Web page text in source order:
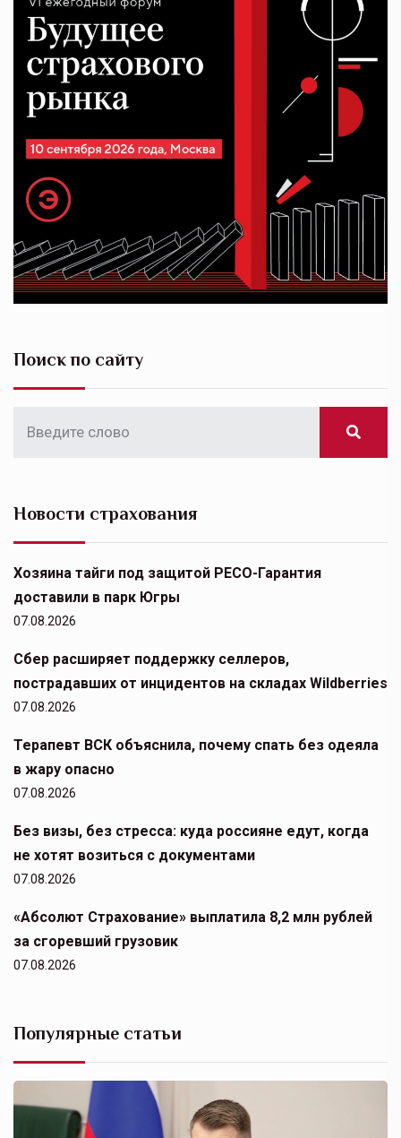
Поиск по сайту
Новости страхования
Хозяина тайги под защитой РЕСО-Гарантия
доставили в парк Югры
07.08.2026
Сбер расширяет поддержку селлеров,
пострадавших от инцидентов на складах Wildberries
07.08.2026
Терапевт ВСК объяснила, почему спать без одеяла
в жару опасно
07.08.2026
Без визы, без стресса: куда россияне едут, когда
не хотят возиться с документами
07.08.2026
«Абсолют Страхование» выплатила 8,2 млн рублей
за сгоревший грузовик
07.08.2026
Популярные статьи